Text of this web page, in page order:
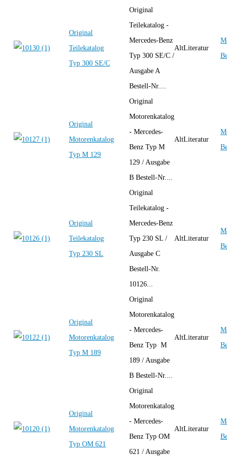
Original
Teilekatalog
Typ 300 SE/C
Original
Teilekatalog -
Mercedes-Benz
Typ 300 SE/C /
Ausgabe A
Bestell-Nr....
AltLiteratur
Original
Motorenkatalog
Typ M 129
Original
Motorenkatalog
- Mercedes-
Benz Typ M
129 / Ausgabe
B Bestell-Nr....
AltLiteratur
Original
Teilekatalog
Typ 230 SL
Original
Teilekatalog -
Mercedes-Benz
Typ 230 SL /
Ausgabe C
Bestell-Nr.
10126...
AltLiteratur
Original
Motorenkatalog
Typ M 189
Original
Motorenkatalog
- Mercedes-
Benz Typ M
189 / Ausgabe
B Bestell-Nr....
AltLiteratur
Original
Motorenkatalog
Typ OM 621
Original
Motorenkatalog
- Mercedes-
Benz Typ OM
621 / Ausgabe
AltLiteratur